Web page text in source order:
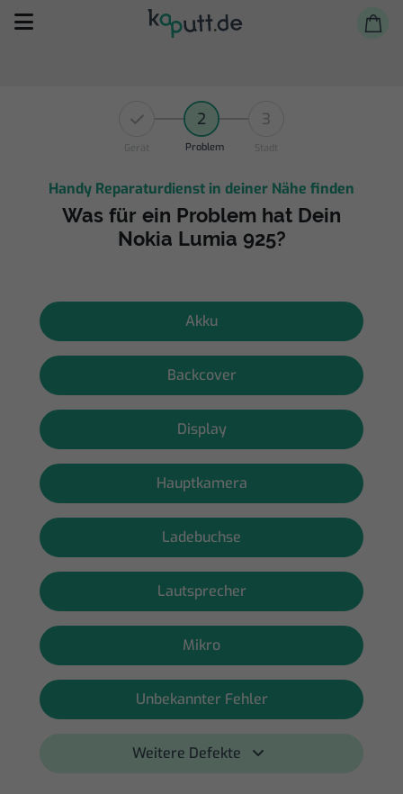
Selbst reparieren
Reparieren lassen
Shop
2
Problem
3
Handy Reparaturdienst in deiner Nähe finden
Was für ein Problem hat Dein
Nokia Lumia 925?
Akku
Backcover
Display
Hauptkamera
Ladebuchse
Lautsprecher
Mikro
Unbekannter Fehler
Weitere Defekte